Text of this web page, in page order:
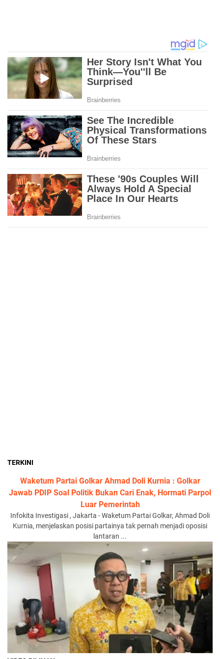
TERKINI
Waketum Partai Golkar Ahmad Doli Kurnia : Golkar
Jawab PDIP Soal Politik Bukan Cari Enak, Hormati Parpol
Luar Pemerintah
Infokita Investigasi , Jakarta - Waketum Partai Golkar, Ahmad Doli
Kurnia, menjelaskan posisi partainya tak pernah menjadi oposisi
lantaran ...